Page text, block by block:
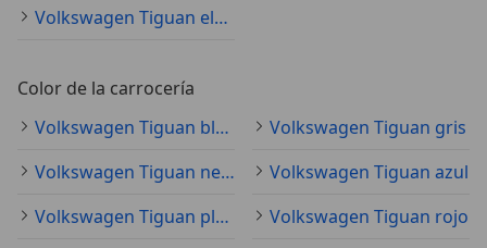
Volkswagen Tiguan electro/gasolina
Color de la carrocería
Volkswagen Tiguan blanco
Volkswagen Tiguan gris
Volkswagen Tiguan negro
Volkswagen Tiguan azul
Volkswagen Tiguan plateado
Volkswagen Tiguan rojo